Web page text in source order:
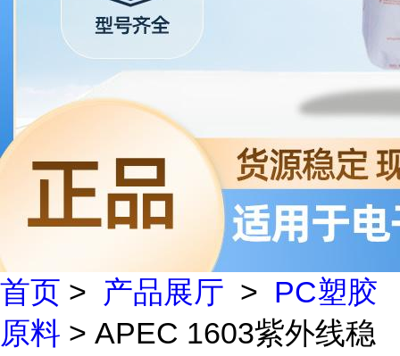
首页 > 产品展厅 > PC塑胶
原料 > APEC 1603紫外线稳